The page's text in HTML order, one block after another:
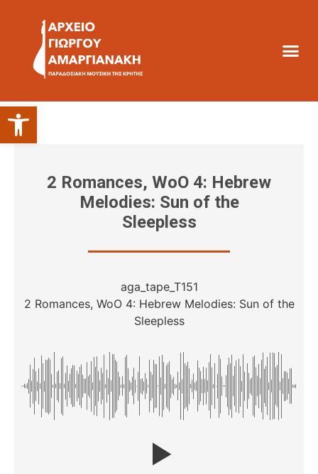
Ανοίξτε τη γραμμή εργαλείων
2 Romances, WoO 4: Hebrew
Melodies: Sun of the
Sleepless
aga_tape_T151
2 Romances, WoO 4: Hebrew Melodies: Sun of the
Sleepless